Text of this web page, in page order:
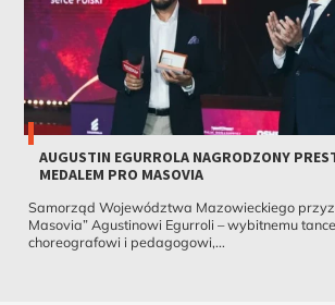
AUGUSTIN EGURROLA NAGRODZONY
MEDALEM PRO MASOVIA
Samorząd Województwa Mazowieckiego
Masovia” Agustinowi Egurroli – wybitnemu
choreografowi i pedagogowi,...